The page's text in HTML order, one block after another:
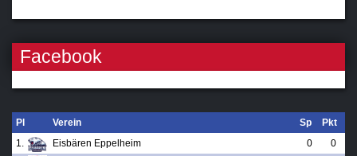
Facebook
Pl Verein Sp
Pkt
1.
Eisbären Eppelheim 0
0